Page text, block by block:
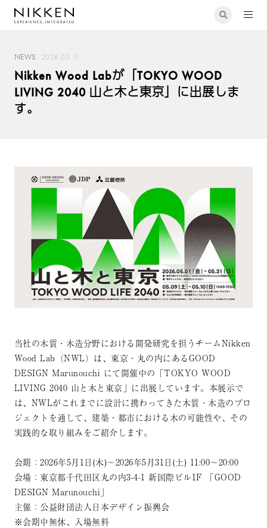
NEWS 2026.05.11
Nikken Wood Labが「TOKYO WOOD
LIVING 2040 山と木と東京」に出展しま
す。
当社の木質・木造分野における開発研究を担うチームNikken
Wood Lab（NWL）は、東京・丸の内にあるGOOD
DESIGN Marunouchi にて開催中の「TOKYO WOOD
LIVING 2040 山と木と東京」に出展しています。本展示で
は、NWLがこれまでに設計に携わってきた木質・木造のプロ
ジェクトを通して、建築・都市における木の可能性や、その
実践的な取り組みをご紹介します。
会期：2026年5月1日(木)～2026年5月31日(土) 11:00～20:00
会場：東京都千代田区丸の内3-4-1 新国際ビル1F 「GOOD
DESIGN Marunouchi」
主催：公益財団法人日本デザイン振興会
※会期中無休、入場無料